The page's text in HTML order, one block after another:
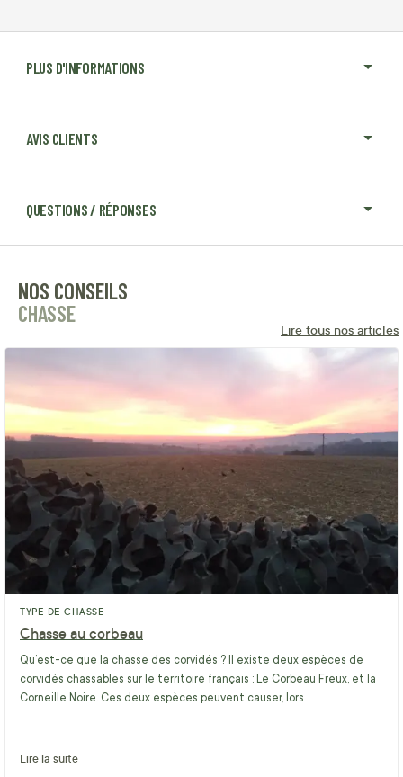
PLUS D'INFORMATIONS
AVIS CLIENTS
QUESTIONS / RÉPONSES
NOS CONSEILS
CHASSE
Lire tous nos articles
TYPE DE CHASSE
Chasse au corbeau
Qu’est-ce que la chasse des corvidés ? Il existe deux espèces de
corvidés chassables sur le territoire français : Le Corbeau Freux, et la
Corneille Noire. Ces deux espèces peuvent causer, lors
Lire la suite